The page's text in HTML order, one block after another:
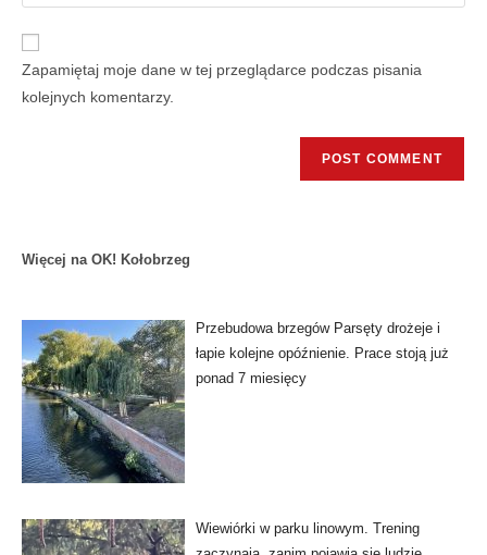
Zapamiętaj moje dane w tej przeglądarce podczas pisania
kolejnych komentarzy.
Więcej na OK! Kołobrzeg
Przebudowa brzegów Parsęty drożeje i
łapie kolejne opóźnienie. Prace stoją już
ponad 7 miesięcy
Wiewiórki w parku linowym. Trening